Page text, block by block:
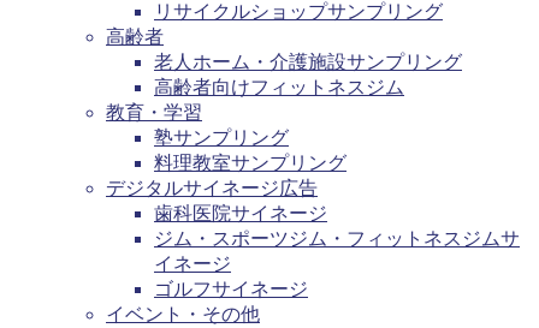
リサイクルショップサンプリング
高齢者
老人ホーム・介護施設サンプリング
高齢者向けフィットネスジム
教育・学習
塾サンプリング
料理教室サンプリング
デジタルサイネージ広告
歯科医院サイネージ
ジム・スポーツジム・フィットネスジムサ
イネージ
ゴルフサイネージ
イベント・その他